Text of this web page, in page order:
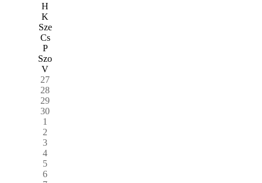
H
K
Sze
Cs
P
Szo
V
27
28
29
30
1
2
3
4
5
6